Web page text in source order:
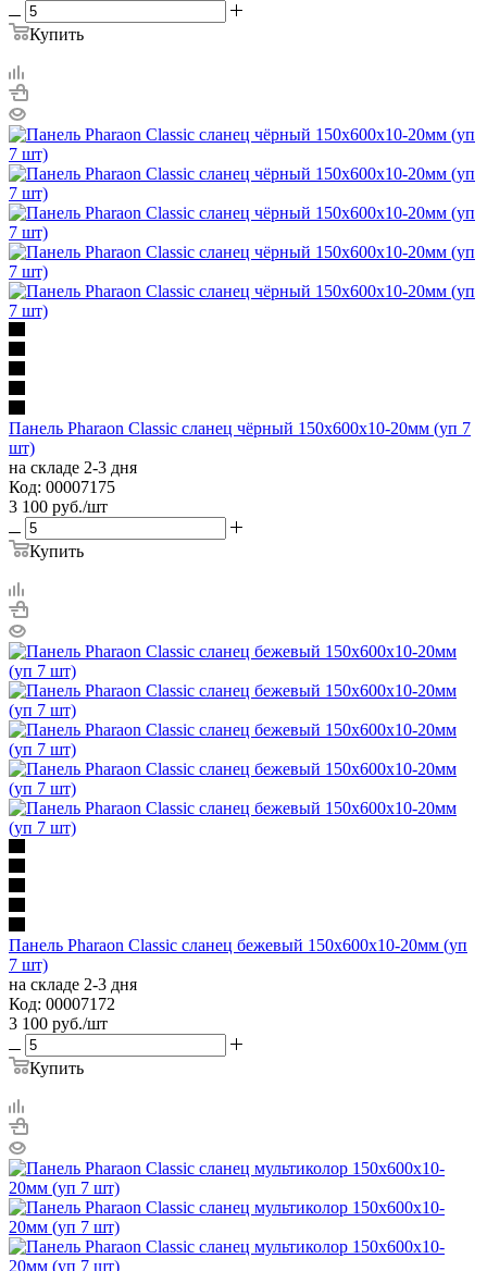
Купить
Панель Pharaon Classic сланец чёрный 150х600х10-20мм (уп 7
шт)
на складе 2-3 дня
Код: 00007175
3 100 руб./шт
Купить
Панель Pharaon Classic сланец бежевый 150х600х10-20мм (уп
7 шт)
на складе 2-3 дня
Код: 00007172
3 100 руб./шт
Купить